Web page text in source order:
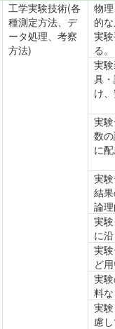
工学実験技術(各
種測定方法、デ
ータ処理、考察
方法)
物
的
実
る。
実
具
け
実
数
に
実
結
論
実
に
実
ど
実
料
実
慮